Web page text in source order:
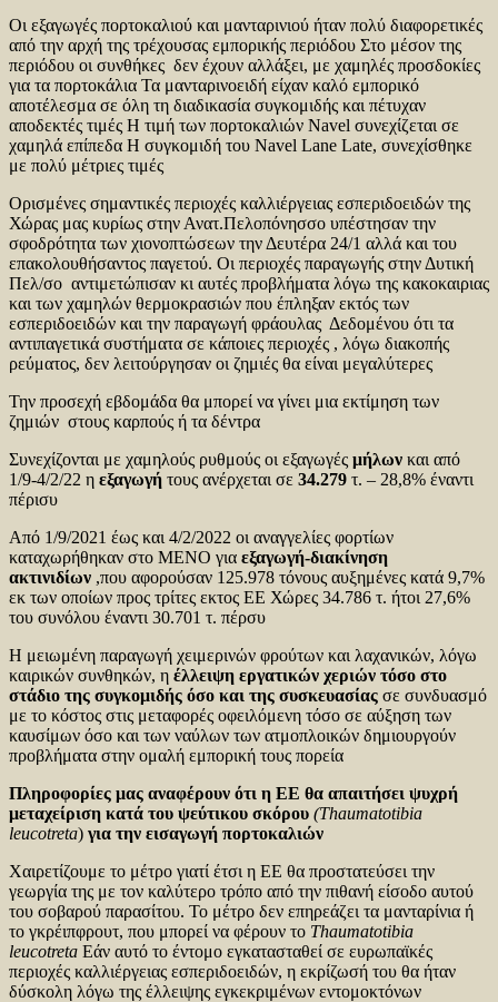
Οι εξαγωγές πορτοκαλιού και μανταρινιού ήταν πολύ διαφορετικές
από την αρχή της τρέχουσας εμπορικής περιόδου Στο μέσον της
περιόδου οι συνθήκες δεν έχουν αλλάξει, με χαμηλές προσδοκίες
για τα πορτοκάλια Τα μανταρινοειδή είχαν καλό εμπορικό
αποτέλεσμα σε όλη τη διαδικασία συγκομιδής και πέτυχαν
αποδεκτές τιμές Η τιμή των πορτοκαλιών Navel συνεχίζεται σε
χαμηλά επίπεδα Η συγκομιδή του Navel Lane Late, συνεχίσθηκε
με πολύ μέτριες τιμές
Ορισμένες σημαντικές περιοχές καλλιέργειας εσπεριδοειδών της
Χώρας μας κυρίως στην Ανατ.Πελοπόνησσο υπέστησαν την
σφοδρότητα των χιονοπτώσεων την Δευτέρα 24/1 αλλά και του
επακολουθήσαντος παγετού. Οι περιοχές παραγωγής στην Δυτική
Πελ/σο αντιμετώπισαν κι αυτές προβλήματα λόγω της κακοκαιριας
και των χαμηλών θερμοκρασιών που έπληξαν εκτός των
εσπεριδοειδών και την παραγωγή φράουλας Δεδομένου ότι τα
αντιπαγετικά συστήματα σε κάποιες περιοχές , λόγω διακοπής
ρεύματος, δεν λειτούργησαν οι ζημιές θα είναι μεγαλύτερες
Την προσεχή εβδομάδα θα μπορεί να γίνει μια εκτίμηση των
ζημιών στους καρπούς ή τα δέντρα
Συνεχίζονται με χαμηλούς ρυθμούς οι εξαγωγές μήλων και από
1/9-4/2/22 η εξαγωγή τους ανέρχεται σε 34.279 τ. – 28,8% έναντι
πέρισυ
Από 1/9/2021 έως και 4/2/2022 οι αναγγελίες φορτίων
καταχωρήθηκαν στο ΜΕΝΟ για εξαγωγή-διακίνηση
ακτινιδίων ,που αφορούσαν 125.978 τόνους αυξημένες κατά 9,7%
εκ των οποίων προς τρίτες εκτος ΕΕ Χώρες 34.786 τ. ήτοι 27,6%
του συνόλου έναντι 30.701 τ. πέρσυ
Η μειωμένη παραγωγή χειμερινών φρούτων και λαχανικών, λόγω
καιρικών συνθηκών, η έλλειψη εργατικών χεριών τόσο στο
στάδιο της συγκομιδής όσο και της συσκευασίας σε συνδυασμό
με το κόστος στις μεταφορές οφειλόμενη τόσο σε αύξηση των
καυσίμων όσο και των ναύλων των ατμοπλοικών δημιουργούν
προβλήματα στην ομαλή εμπορική τους πορεία
Πληροφορίες μας αναφέρουν ότι η ΕΕ θα απαιτήσει ψυχρή
μεταχείριση κατά του ψεύτικου σκόρου (Thaumatotibia
leucotreta) για την εισαγωγή πορτοκαλιών
Χαιρετίζουμε το μέτρο γιατί έτσι η ΕΕ θα προστατεύσει την
γεωργία της με τον καλύτερο τρόπο από την πιθανή είσοδο αυτού
του σοβαρού παρασίτου. Το μέτρο δεν επηρεάζει τα μανταρίνια ή
το γκρέιπφρουτ, που μπορεί να φέρουν το Thaumatotibia
leucotreta Εάν αυτό το έντομο εγκατασταθεί σε ευρωπαϊκές
περιοχές καλλιέργειας εσπεριδοειδών, η εκρίζωσή του θα ήταν
δύσκολη λόγω της έλλειψης εγκεκριμένων εντομοκτόνων